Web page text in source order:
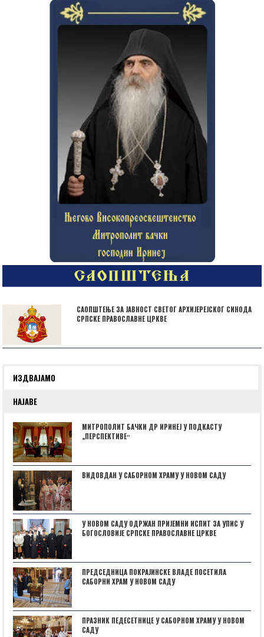
САОПШТЕЊЕ ЗА ЈАВНОСТ СВЕТОГ АРХИЈЕРЕЈСКОГ СИНОДА
СРПСКЕ ПРАВОСЛАВНЕ ЦРКВЕ
ИЗДВАЈАМО
НАЈАВЕ
МИТРОПОЛИТ БАЧКИ ДР ИРИНЕЈ У ПОДКАСТУ
„ПЕРСПЕКТИВЕˮ
ВИДОВДАН У САБОРНОМ ХРАМУ У НОВОМ САДУ
У НОВОМ САДУ ОДРЖАН ПРИЈЕМНИ ИСПИТ ЗА УПИС У
БОГОСЛОВИЈЕ СРПСКЕ ПРАВОСЛАВНЕ ЦРКВЕ
ПРЕДСЕДНИЦА ПОКРАЈИНСКЕ ВЛАДЕ ПОСЕТИЛА
САБОРНИ ХРАМ У НОВОМ САДУ
ПРАЗНИК ПЕДЕСЕТНИЦЕ У САБОРНОМ ХРАМУ У НОВОМ
САДУ